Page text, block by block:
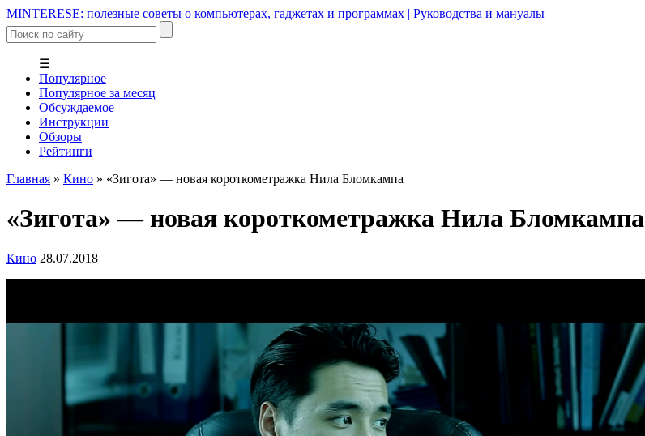
MINTERESE: полезные советы о компьютерах, гаджетах и программах | Руководства и мануалы
☰
Популярное
Популярное за месяц
Обсуждаемое
Инструкции
Обзоры
Рейтинги
Главная » Кино » «Зигота» — новая короткометражка Нила Бломкампа
«Зигота» — новая короткометражка Нила Бломкампа
Кино 28.07.2018